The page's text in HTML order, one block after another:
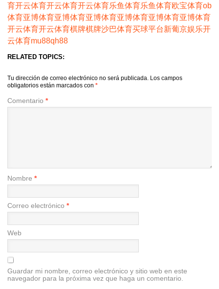
育开云体育开云体育开云体育乐鱼体育乐鱼体育欧宝体育ob
体育亚博体育亚博体育亚博体育亚博体育亚博体育亚博体育
开云体育开云体育棋牌棋牌沙巴体育买球平台新葡京娱乐开
云体育mu88qh88
RELATED TOPICS:
Tu dirección de correo electrónico no será publicada. Los campos
obligatorios están marcados con *
Comentario *
Nombre *
Correo electrónico *
Web
Guardar mi nombre, correo electrónico y sitio web en este
navegador para la próxima vez que haga un comentario.